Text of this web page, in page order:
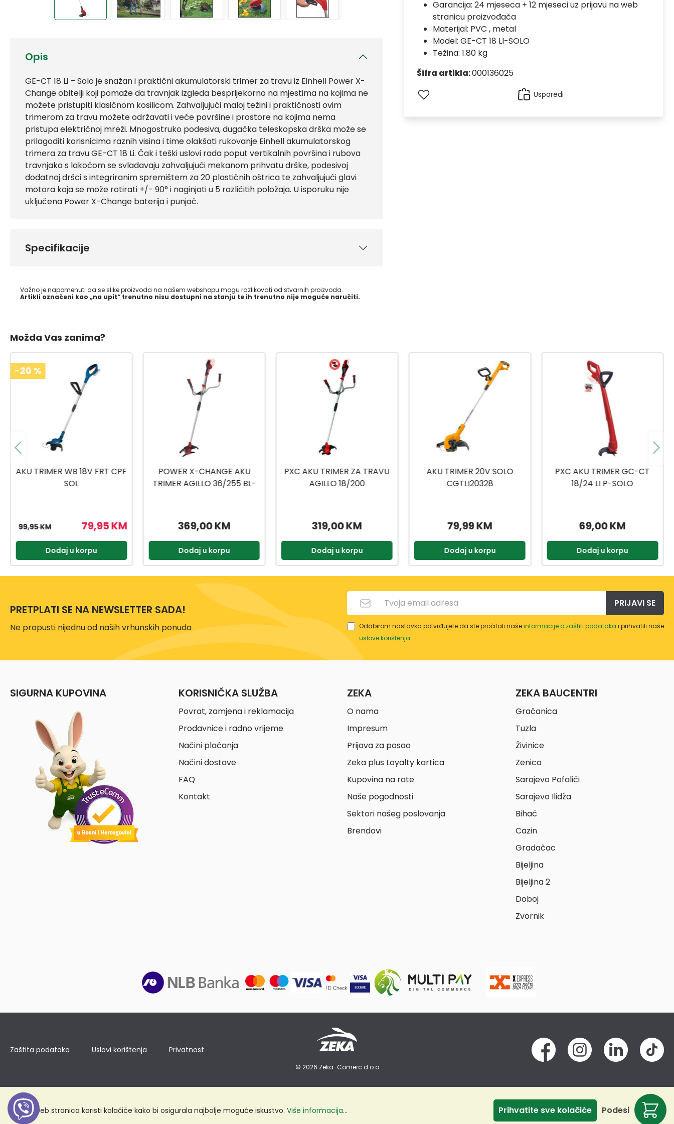
Opis
GE-CT 18 Li – Solo je snažan i praktični akumulatorski trimer za travu iz Einhell Power X-
Change obitelji koji pomaže da travnjak izgleda besprijekorno na mjestima na kojima ne
možete pristupiti klasičnom kosilicom. Zahvaljujući maloj težini i praktičnosti ovim
trimerom za travu možete održavati i veće površine i prostore na kojima nema
pristupa električnoj mreži. Mnogostruko podesiva, dugačka teleskopska drška može se
prilagoditi korisnicima raznih visina i time olakšati rukovanje Einhell akumulatorskog
trimera za travu GE-CT 18 Li. Čak i teški uslovi rada poput vertikalnih površina i rubova
travnjaka s lakoćom se svladavaju zahvaljujući mekanom prihvatu drške, podesivoj
dodatnoj dršci s integriranim spremištem za 20 plastičnih oštrica te zahvaljujući glavi
motora koja se može rotirati +/- 90° i naginjati u 5 različitih položaja. U isporuku nije
uključena Power X-Change baterija i punjač.
Specifikacije
Važno je napomenuti da se slike proizvoda na našem webshopu mogu razlikovati od stvarnih proizvoda.
Artikli označeni kao „na upit“ trenutno nisu dostupni na stanju te ih trenutno nije moguće naručiti.
Garancija: 24 mjeseca + 12 mjeseci uz prijavu na web
stranicu proizvođača
Materijal: PVC , metal
Model: GE-CT 18 LI-SOLO
Težina: 1.80 kg
Šifra artikla:000136025
Usporedi
Možda Vas zanima?
POWER X-CHANGE AKU
TRIMER AGILLO 36/255 BL-
369,00 KM
Dodaj u korpu
PXC AKU TRIMER ZA TRAVU
AGILLO 18/200
319,00 KM
Dodaj u korpu
AKU TRIMER 20V SOLO
CGTLI20328
79,99 KM
Dodaj u korpu
PXC AKU TRIMER GC-CT
18/24 LI P-SOLO
69,00 KM
Dodaj u korpu
INGCO AKU TRIMER 40V BEZ
BATERIJE I
169,99 KM
Dodaj u korpu
PRETPLATI SE NA NEWSLETTER SADA!
Ne propusti nijednu od naših vrhunskih ponuda
PRIJAVI SE
Odabirom nastavka potvrđujete da ste pročitali našeinformacije o zaštiti podataka i prihvatili naše
uslove korištenja.
SIGURNA KUPOVINA KORISNIČKA SLUŽBA
Povrat, zamjena i reklamacija
Prodavnice i radno vrijeme
Načini plaćanja
Načini dostave
FAQ
Kontakt
ZEKA
O nama
Impresum
Prijava za posao
Zeka plus Loyalty kartica
Kupovina na rate
Naše pogodnosti
Sektori našeg poslovanja
Brendovi
ZEKA BAUCENTRI
Gračanica
Tuzla
Živinice
Zenica
Sarajevo Pofalići
Sarajevo Ilidža
Bihać
Cazin
Gradačac
Bijeljina
Bijeljina 2
Doboj
Zvornik
Zaštita podataka Uslovi korištenja Privatnost
© 2026 Zeka-Comerc d.o.o
Ova web stranica koristi kolačiće kako bi osigurala najbolje moguće iskustvo. Više informacija... Odbij
Podesi
Prihvatite sve kolačiće